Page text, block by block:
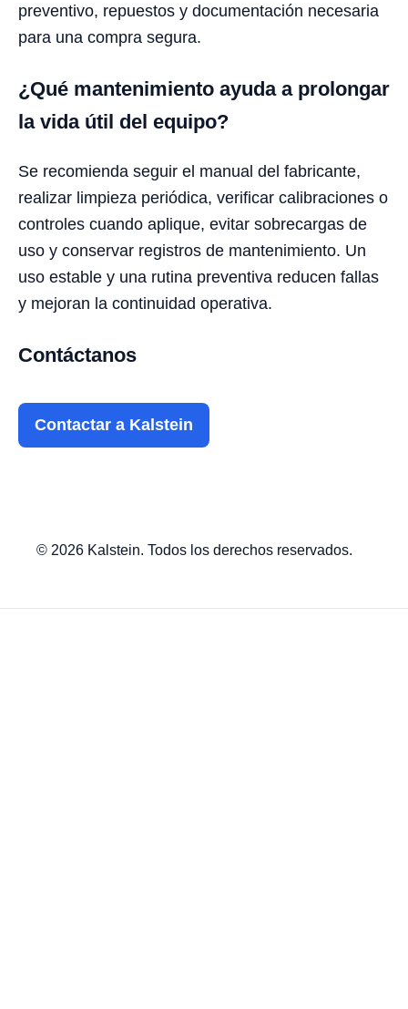
preventivo, repuestos y documentación necesaria
para una compra segura.
¿Qué mantenimiento ayuda a prolongar
la vida útil del equipo?
Se recomienda seguir el manual del fabricante,
realizar limpieza periódica, verificar calibraciones o
controles cuando aplique, evitar sobrecargas de
uso y conservar registros de mantenimiento. Un
uso estable y una rutina preventiva reducen fallas
y mejoran la continuidad operativa.
Contáctanos
Contactar a Kalstein
© 2026 Kalstein. Todos los derechos reservados.